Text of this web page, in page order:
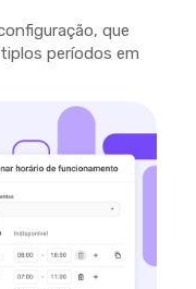
que
períodos em